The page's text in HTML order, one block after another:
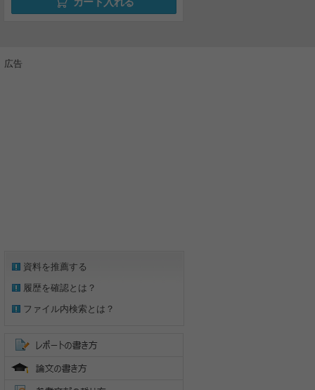
広告
資料を推薦する
履歴を確認とは？
ファイル内検索とは？